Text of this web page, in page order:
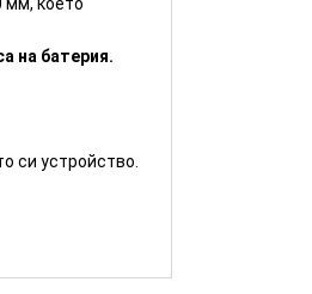
на батерия.
си устройство.